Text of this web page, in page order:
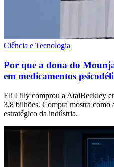
Ciência e Tecnologia
Por que a dona do
em medicamentos
Eli Lilly comprou a AtaiBeckley
3,8 bilhões. Compra mostra
estratégico da indústria.